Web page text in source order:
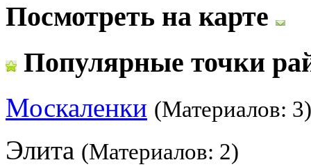
Посмотреть на карте
Популярные точки
Москаленки (Материалов: 3)
Элита (Материалов: 2)